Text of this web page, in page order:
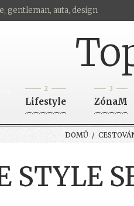
gentleman, auta, design
2
Lifestyle
3
ZónaM
DOMŮ/
STYLE